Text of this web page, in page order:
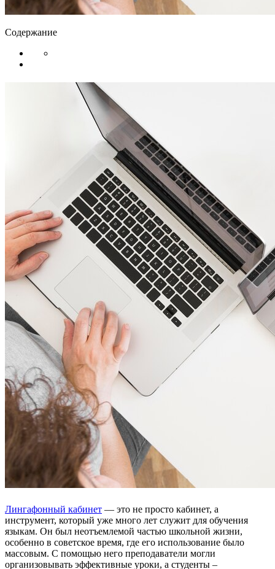
Содержание
Лингафонный кабинет — это не просто кабинет, а
инструмент, который уже много лет служит для обучения
языкам. Он был неотъемлемой частью школьной жизни,
особенно в советское время, где его использование было
массовым. С помощью него преподаватели могли
организовывать эффективные уроки, а студенты –